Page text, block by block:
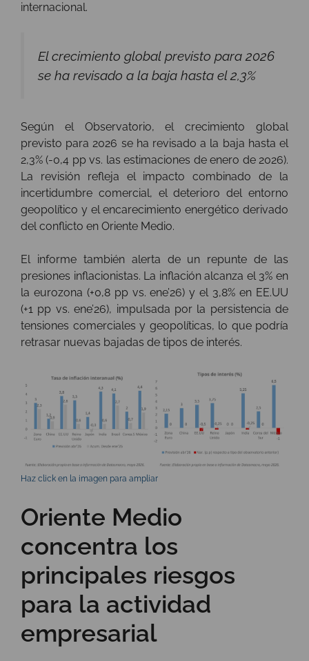
internacional.
El crecimiento global previsto para 2026
se ha revisado a la baja hasta el 2,3%
Según el Observatorio, el crecimiento global
previsto para 2026 se ha revisado a la baja hasta el
2,3% (-0,4 pp vs. las estimaciones de enero de 2026).
La revisión refleja el impacto combinado de la
incertidumbre comercial, el deterioro del entorno
geopolítico y el encarecimiento energético derivado
del conflicto en Oriente Medio.
El informe también alerta de un repunte de las
presiones inflacionistas. La inflación alcanza el 3% en
la eurozona (+0,8 pp vs. ene’26) y el 3,8% en EE.UU
(+1 pp vs. ene’26), impulsada por la persistencia de
tensiones comerciales y geopolíticas, lo que podría
retrasar nuevas bajadas de tipos de interés.
Haz click en la imagen para ampliar
Oriente Medio
concentra los
principales riesgos
para la actividad
empresarial